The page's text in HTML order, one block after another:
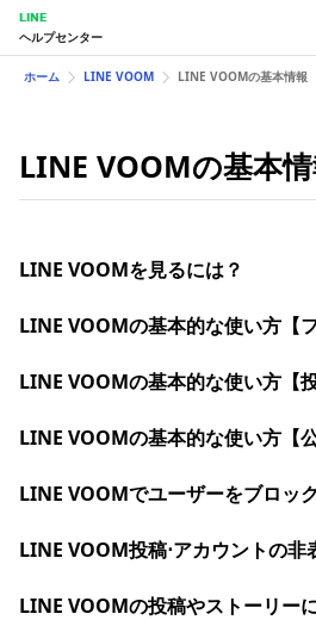
LINE
ヘルプセンター
ホーム LINE VOOM LINE VOOMの基本情報
LINE VOOMの基本
LINE VOOMを見るには？
LINE VOOMの基本的な使い方【フ
LINE VOOMの基本的な使い方【投
LINE VOOMの基本的な使い方【公
LINE VOOMでユーザーをブロッ
LINE VOOM投稿⋅アカウントの非
LINE VOOMの投稿やストーリー